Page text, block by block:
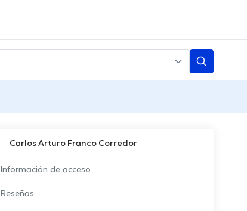
Carlos Arturo Franco Corredor
Información de acceso
Reseñas